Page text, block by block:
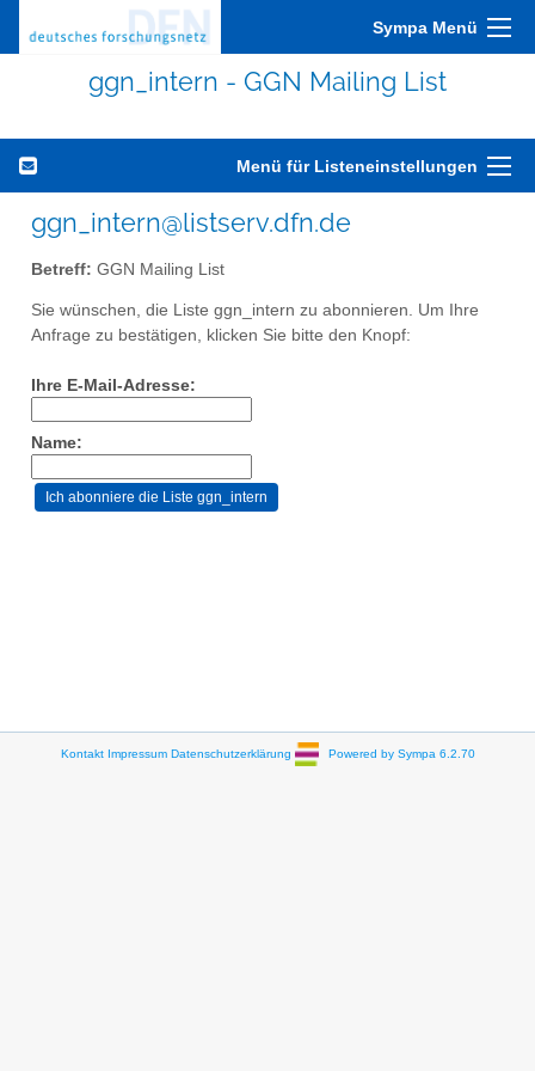
Sympa Menü
ggn_intern - GGN Mailing List
Menü für Listeneinstellungen
ggn_intern@listserv.dfn.de
Betreff: GGN Mailing List
Sie wünschen, die Liste ggn_intern zu abonnieren. Um Ihre
Anfrage zu bestätigen, klicken Sie bitte den Knopf:
Ihre E-Mail-Adresse:
Name:
Kontakt Impressum Datenschutzerklärung Powered by Sympa 6.2.70